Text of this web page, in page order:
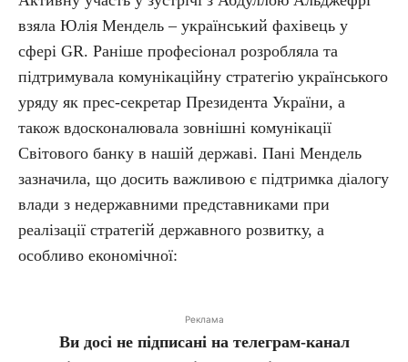
взяла Юлія Мендель – український фахівець у
сфері GR. Раніше професіонал розробляла та
підтримувала комунікаційну стратегію українського
уряду як прес-секретар Президента України, а
також вдосконалювала зовнішні комунікації
Світового банку в нашій державі. Пані Мендель
зазначила, що досить важливою є підтримка діалогу
влади з недержавними представниками при
реалізації стратегій державного розвитку, а
особливо економічної:
Реклама
Ви досі не підписані на телеграм-канал